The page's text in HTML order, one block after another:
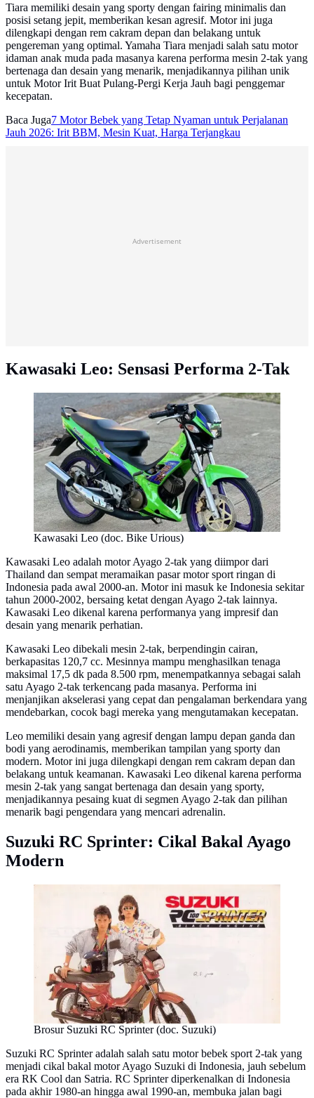
Tiara memiliki desain yang sporty dengan fairing minimalis dan
posisi setang jepit, memberikan kesan agresif. Motor ini juga
dilengkapi dengan rem cakram depan dan belakang untuk
pengereman yang optimal. Yamaha Tiara menjadi salah satu motor
idaman anak muda pada masanya karena performa mesin 2-tak yang
bertenaga dan desain yang menarik, menjadikannya pilihan unik
untuk Motor Irit Buat Pulang-Pergi Kerja Jauh bagi penggemar
kecepatan.
Baca Juga7 Motor Bebek yang Tetap Nyaman untuk Perjalanan
Jauh 2026: Irit BBM, Mesin Kuat, Harga Terjangkau
Advertisement
Kawasaki Leo: Sensasi Performa 2-Tak
Kawasaki Leo (doc. Bike Urious)
Kawasaki Leo adalah motor Ayago 2-tak yang diimpor dari
Thailand dan sempat meramaikan pasar motor sport ringan di
Indonesia pada awal 2000-an. Motor ini masuk ke Indonesia sekitar
tahun 2000-2002, bersaing ketat dengan Ayago 2-tak lainnya.
Kawasaki Leo dikenal karena performanya yang impresif dan
desain yang menarik perhatian.
Kawasaki Leo dibekali mesin 2-tak, berpendingin cairan,
berkapasitas 120,7 cc. Mesinnya mampu menghasilkan tenaga
maksimal 17,5 dk pada 8.500 rpm, menempatkannya sebagai salah
satu Ayago 2-tak terkencang pada masanya. Performa ini
menjanjikan akselerasi yang cepat dan pengalaman berkendara yang
mendebarkan, cocok bagi mereka yang mengutamakan kecepatan.
Leo memiliki desain yang agresif dengan lampu depan ganda dan
bodi yang aerodinamis, memberikan tampilan yang sporty dan
modern. Motor ini juga dilengkapi dengan rem cakram depan dan
belakang untuk keamanan. Kawasaki Leo dikenal karena performa
mesin 2-tak yang sangat bertenaga dan desain yang sporty,
menjadikannya pesaing kuat di segmen Ayago 2-tak dan pilihan
menarik bagi pengendara yang mencari adrenalin.
Suzuki RC Sprinter: Cikal Bakal Ayago
Modern
Brosur Suzuki RC Sprinter (doc. Suzuki)
Suzuki RC Sprinter adalah salah satu motor bebek sport 2-tak yang
menjadi cikal bakal motor Ayago Suzuki di Indonesia, jauh sebelum
era RK Cool dan Satria. RC Sprinter diperkenalkan di Indonesia
pada akhir 1980-an hingga awal 1990-an, membuka jalan bagi